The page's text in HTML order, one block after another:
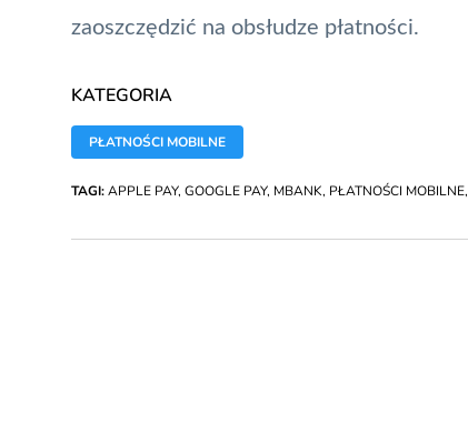
zaoszczędzić na obsłudze płatności.
KATEGORIA
PŁATNOŚCI MOBILNE
TAGI:APPLE PAY, GOOGLE PAY, MBANK, PŁATNOŚCI MOBILNE,